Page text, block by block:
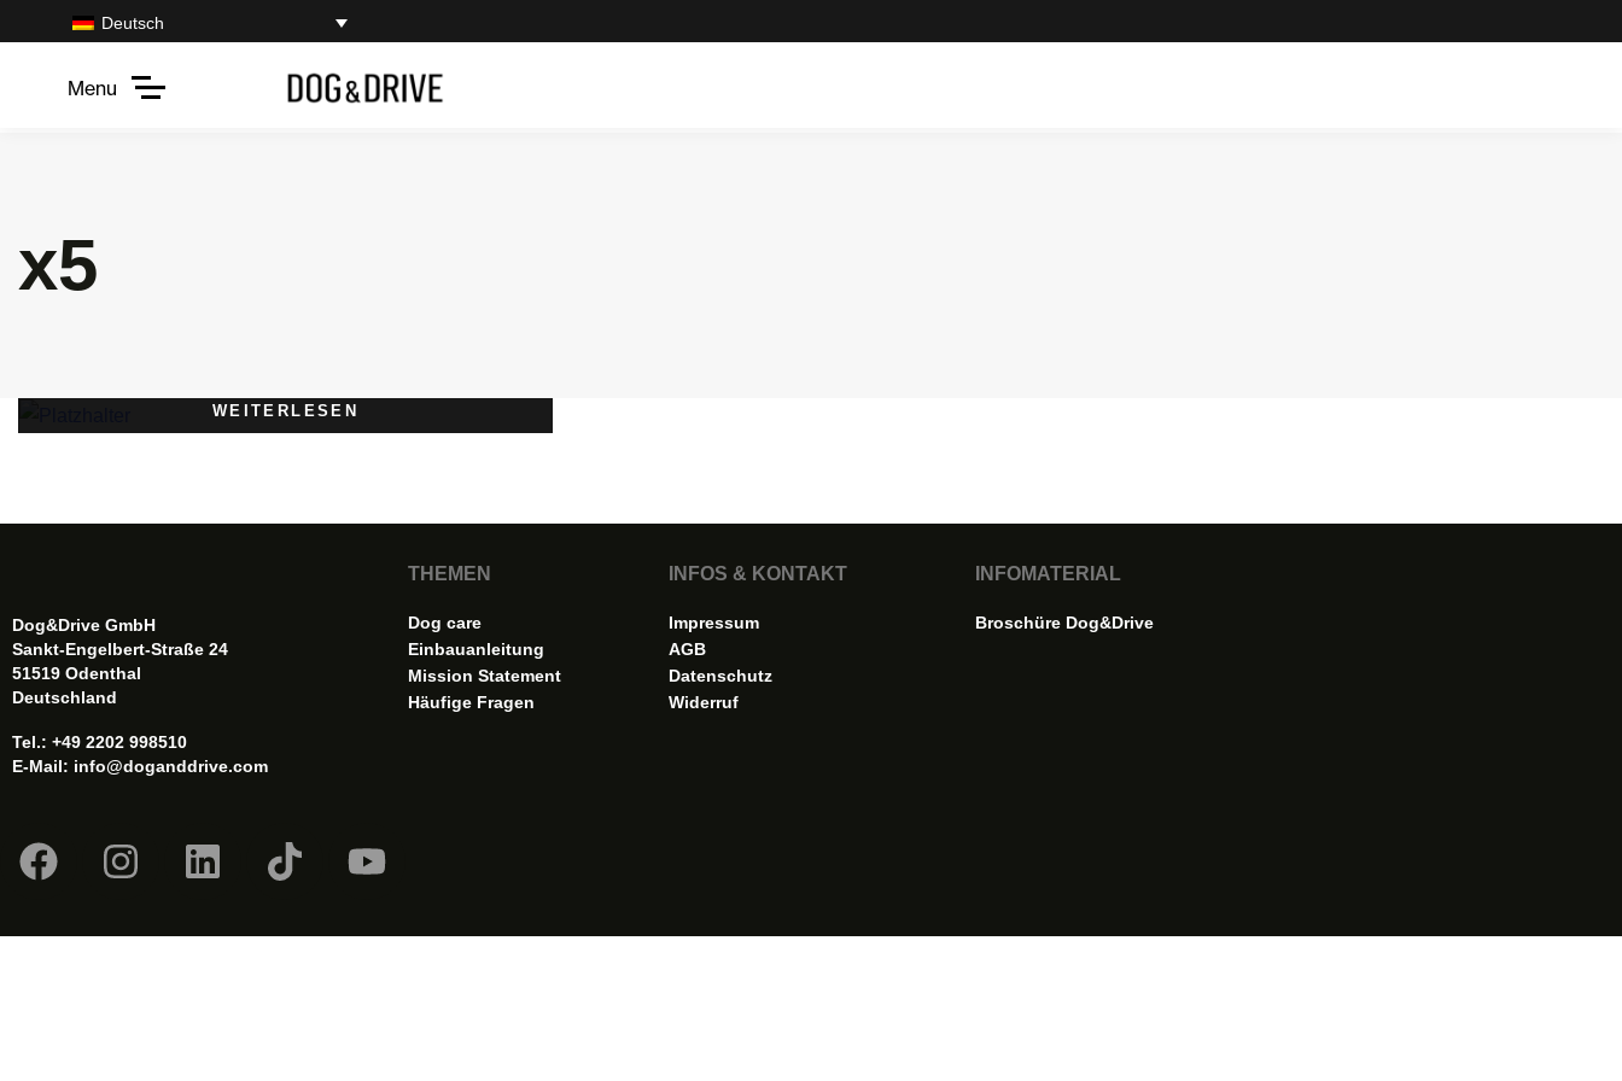
Deutsch
Menu
x5
WEITERLESEN
Dog&Drive GmbH
Sankt-Engelbert-Straße 24
51519 Odenthal
Deutschland
Tel.: +49 2202 998510
E-Mail: info@doganddrive.com
THEMEN
Dog care
Einbauanleitung
Mission Statement
Häufige Fragen
INFOS & KONTAKT
Impressum
AGB
Datenschutz
Widerruf
INFOMATERIAL
Broschüre Dog&Drive